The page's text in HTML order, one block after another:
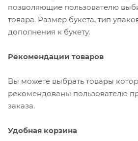
позволяющие пользователю
товара. Размер букета, тип
дополнения к букету.
Рекомендации товаров
Вы можете выбрать товары
рекомендованы пользователю
заказа.
Удобная корзина